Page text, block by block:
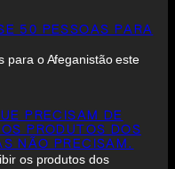
50 PESSOAS PARA
para o Afeganistão este
PRECISAM DE
PRODUTOS DOS
NÃO PRECISAM.
os produtos dos